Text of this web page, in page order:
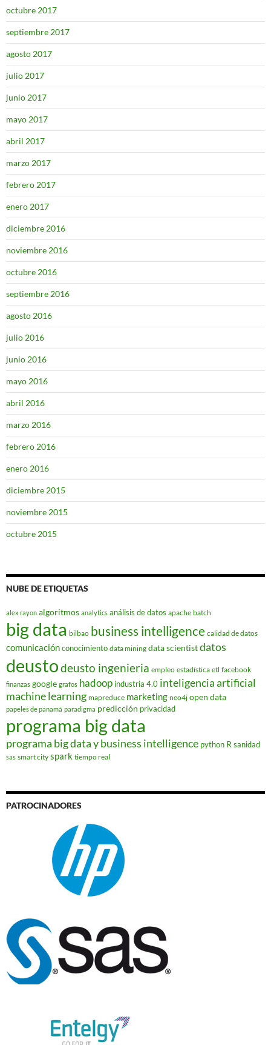
octubre 2017
septiembre 2017
agosto 2017
julio 2017
junio 2017
mayo 2017
abril 2017
marzo 2017
febrero 2017
enero 2017
diciembre 2016
noviembre 2016
octubre 2016
septiembre 2016
agosto 2016
julio 2016
junio 2016
mayo 2016
abril 2016
marzo 2016
febrero 2016
enero 2016
diciembre 2015
noviembre 2015
octubre 2015
NUBE DE ETIQUETAS
alex rayon algoritmos analytics análisis de datos apache batch
big data bilbao business intelligence calidad de datos
comunicaciónconocimiento data mining data scientistdatos
deustodeusto ingenieria empleo estadística etl facebook
finanzas google grafos hadoop industria 4.0 inteligencia artificial
machine learning mapreduce marketing neo4j open data
papeles de panamá paradigma predicción privacidad
programa big data
programa big data y business intelligence python R sanidad
sas smart city spark tiempo real
PATROCINADORES